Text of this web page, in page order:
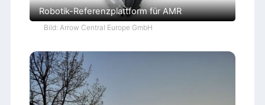
Robotik-Referenzplattform für AMR
Bild: Arrow Central Europe GmbH